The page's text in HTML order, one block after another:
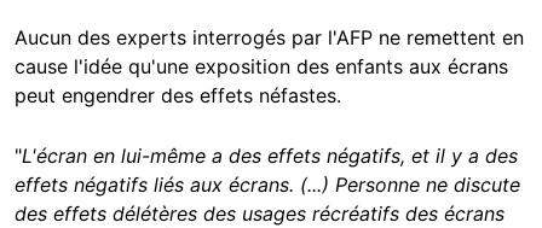
Aucun des experts interrogés par l'AFP ne remettent en
cause l'idée qu'une exposition des enfants aux écrans
peut engendrer des effets néfastes.
"L'écran en lui-même a des effets négatifs, et il y a des
effets négatifs liés aux écrans. (...) Personne ne discute
des effets délétères des usages récréatifs des écrans